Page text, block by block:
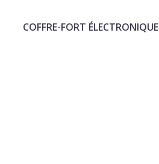
COFFRE-FORT ÉLECTRONIQUE
: au coffre !